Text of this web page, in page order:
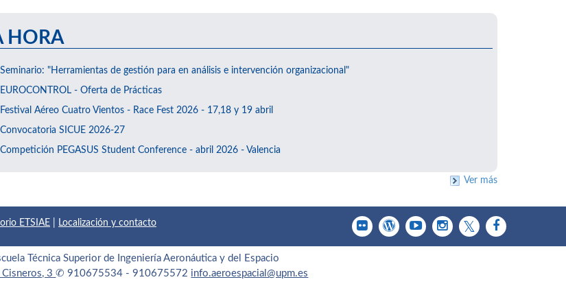
HORA
Seminario: "Herramientas de gestión para en análisis e intervención organizacional"
EUROCONTROL - Oferta de Prácticas
Festival Aéreo Cuatro Vientos - Race Fest 2026 - 17,18 y 19 abril
Convocatoria SICUE 2026-27
Competición PEGASUS Student Conference - abril 2026 - Valencia
Ver más
ETSIAE Localización y contacto
Técnica Superior de Ingeniería Aeronáutica y del Espacio
Cisneros, 3✆ 910675534 - 910675572 info.aeroespacial@upm.es